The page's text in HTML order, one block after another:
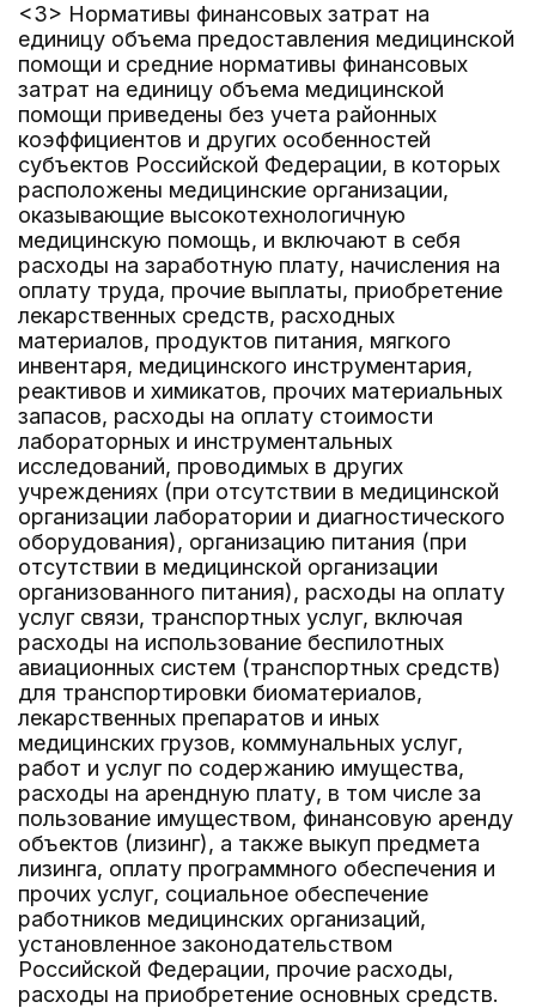
<3> Нормативы финансовых затрат на
единицу объема предоставления медицинской
помощи и средние нормативы финансовых
затрат на единицу объема медицинской
помощи приведены без учета районных
коэффициентов и других особенностей
субъектов Российской Федерации, в которых
расположены медицинские организации,
оказывающие высокотехнологичную
медицинскую помощь, и включают в себя
расходы на заработную плату, начисления на
оплату труда, прочие выплаты, приобретение
лекарственных средств, расходных
материалов, продуктов питания, мягкого
инвентаря, медицинского инструментария,
реактивов и химикатов, прочих материальных
запасов, расходы на оплату стоимости
лабораторных и инструментальных
исследований, проводимых в других
учреждениях (при отсутствии в медицинской
организации лаборатории и диагностического
оборудования), организацию питания (при
отсутствии в медицинской организации
организованного питания), расходы на оплату
услуг связи, транспортных услуг, включая
расходы на использование беспилотных
авиационных систем (транспортных средств)
для транспортировки биоматериалов,
лекарственных препаратов и иных
медицинских грузов, коммунальных услуг,
работ и услуг по содержанию имущества,
расходы на арендную плату, в том числе за
пользование имуществом, финансовую аренду
объектов (лизинг), а также выкуп предмета
лизинга, оплату программного обеспечения и
прочих услуг, социальное обеспечение
работников медицинских организаций,
установленное законодательством
Российской Федерации, прочие расходы,
расходы на приобретение основных средств.